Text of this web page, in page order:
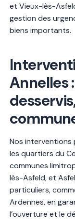
et Vieux-lès-
gestion des
biens importants.
Annelles
Nos
les quartiers du
communes
lès-Asfeld, et
particuliers,
Ardennes, en
l’ouverture et le